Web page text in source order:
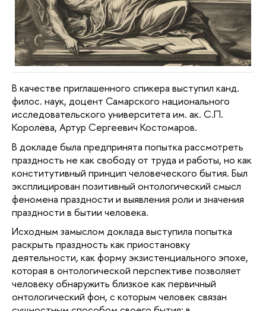
В качестве приглашенного спикера выступил канд.
филос. наук, доцент Самарского национального
исследовательского университета им. ак. С.П.
Королёва, Артур Сергеевич Костомаров.
В докладе была предпринята попытка рассмотреть
праздность не как свободу от труда и работы, но как
конститутивный принцип человеческого бытия. Был
эксплицирован позитивный онтологический смысл
феномена праздности и выявления роли и значения
праздности в бытии человека.
Исходным замыслом доклада выступила попытка
раскрыть праздность как приостановку
деятельности, как форму экзистенциального эпохе,
которая в онтологической перспективе позволяет
человеку обнаружить близкое как первичный
онтологический фон, с которым человек связан